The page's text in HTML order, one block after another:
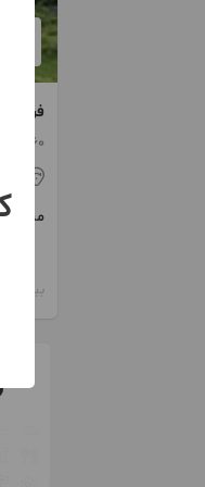
فروش
360 متر / ساخت 1403
مبلغ
بیش از 12 ماه پیش